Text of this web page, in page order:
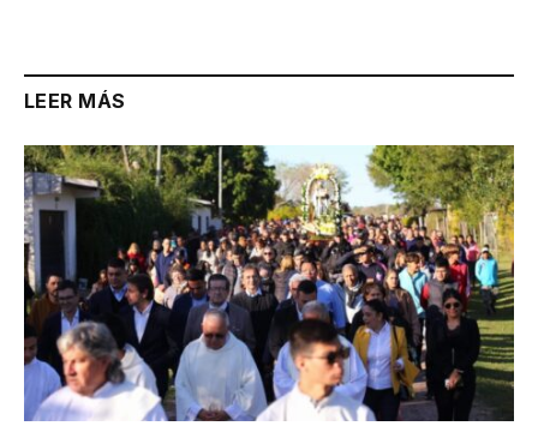
LEER MÁS